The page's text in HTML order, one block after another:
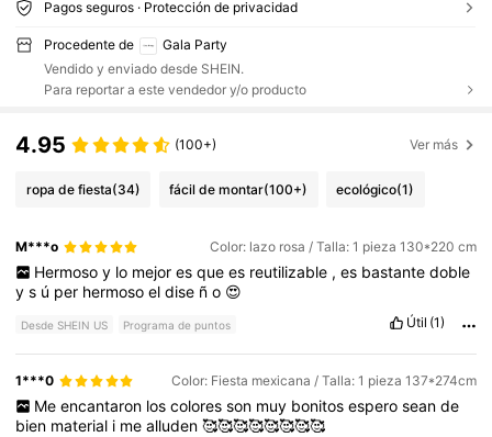
Pagos seguros · Protección de privacidad
Procedente de
Gala Party
Vendido y enviado desde SHEIN.
Para reportar a este vendedor y/o producto
4.95 (100+) Ver más
ropa de fiesta(34) fácil de montar(100+) ecológico(1)
M***o Color: lazo rosa / Talla: 1 pieza 130*220 cm
Hermoso y lo mejor es que es reutilizable , es bastante doble
ys ú per hermosoeldise ño 😍
Desde SHEIN US Programa de puntos Útil (1)
1***0 Color: Fiesta mexicana / Talla: 1 pieza 137*274cm
Me encantaron los colores son muy bonitos espero sean de
bien material i mealluden🥰🥰🥰🥰🥰🥰🥰🥰